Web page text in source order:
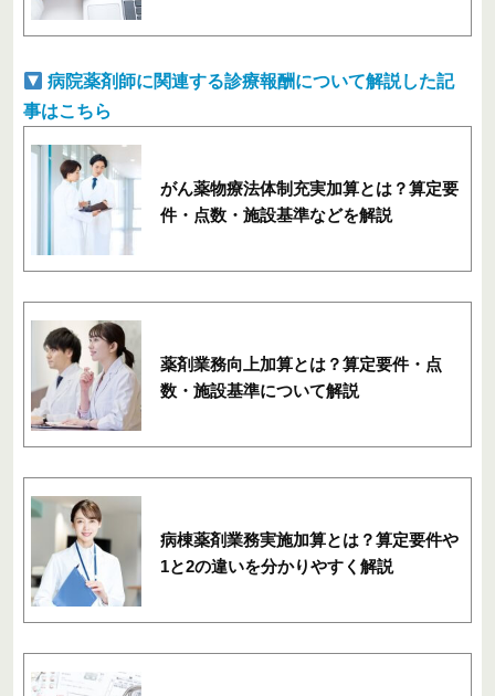
病院薬剤師に関連する診療報酬について解説した記
事はこちら
がん薬物療法体制充実加算とは？算定要
件・点数・施設基準などを解説
薬剤業務向上加算とは？算定要件・点
数・施設基準について解説
病棟薬剤業務実施加算とは？算定要件や
1と2の違いを分かりやすく解説